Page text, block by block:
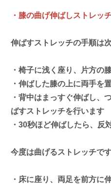
・膝の曲げ伸ばしストレッ
伸ばすストレッチの手順は
・椅子に浅く座り、片方の
・伸ばした膝の上に両手を
・背中はまっすぐ伸ばし、
ばすストレッチを行います
・30秒ほど伸ばしたら、反
今度は曲げるストレッチです
・床に座り、両足を前方に